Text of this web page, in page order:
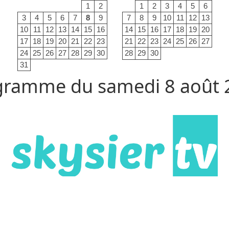
1
2
3
4 5 6 7 8
9
10
11 12 13 14 15 16
17 18 19 20 21 22 23
24 25 26 27 28 29 30
31
1 2 3 4 5
6
7
8 9 10 11 12 13
14 15 16 17 18 19 20
21
22 23 24 25 26 27
28 29 30
du samedi 8 août